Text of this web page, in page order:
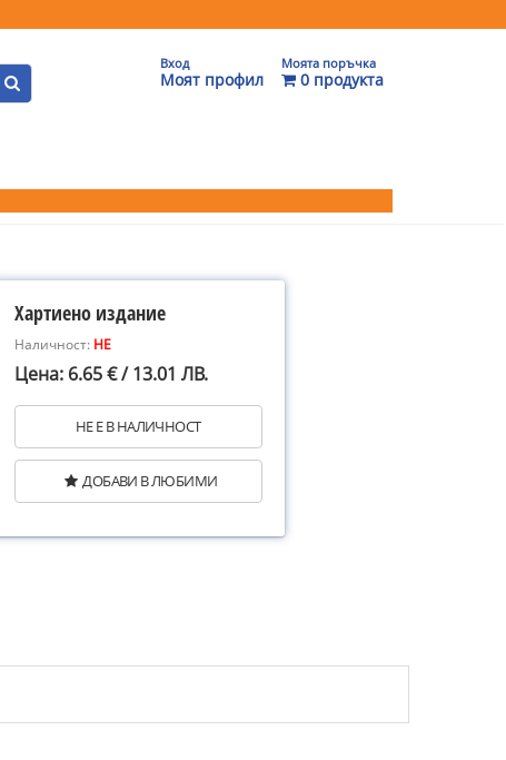
Вход
Моят профил
Моята поръчка
0 продукта
Хартиено издание
Наличност: НЕ
Цена: 6.65 € / 13.01 ЛВ.
НЕ Е В НАЛИЧНОСТ
ДОБАВИ В ЛЮБИМИ